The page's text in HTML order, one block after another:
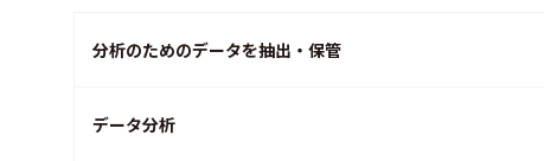
分析のためのデータを抽出・保管
データ分析